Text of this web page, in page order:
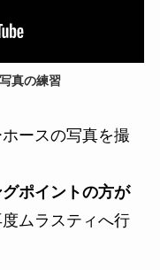
真の練習
ースの写真を撮
ポイントの方が
ムラスティへ行